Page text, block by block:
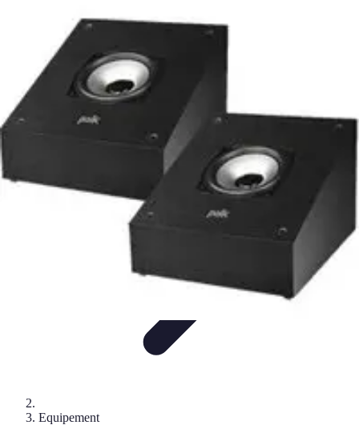
Plantes adaptéesEquipementAménagementTendances
Jardinage Petits Espaces
Equipement